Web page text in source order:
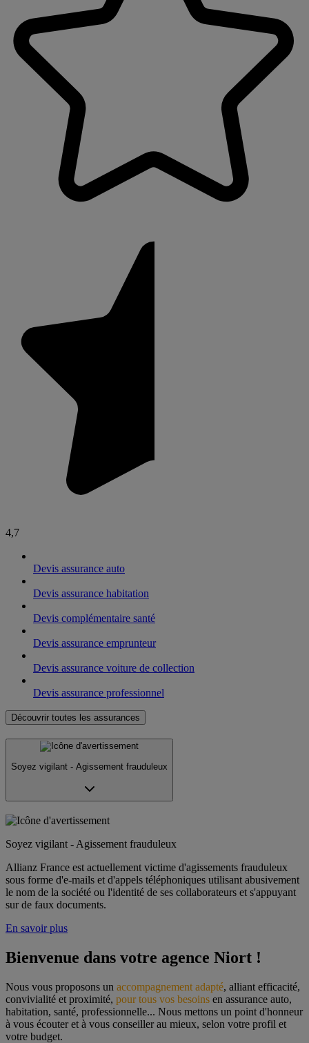
4,7
Devis assurance auto
Devis assurance habitation
Devis complémentaire santé
Devis assurance emprunteur
Devis assurance voiture de collection
Devis assurance professionnel
Découvrir toutes les assurances
Soyez vigilant - Agissement frauduleux
Soyez vigilant - Agissement frauduleux
Allianz France est actuellement victime d'agissements frauduleux
sous forme d'e-mails et d'appels téléphoniques utilisant abusivement
le nom de la société ou l'identité de ses collaborateurs et s'appuyant
sur de faux documents.
En savoir plus
Bienvenue dans votre agence Niort !
Nous vous proposons un accompagnement adapté, alliant efficacité,
convivialité et proximité, pour tous vos besoins en assurance auto,
habitation, santé, professionnelle... Nous mettons un point d'honneur
à vous écouter et à vous conseiller au mieux, selon votre profil et
votre budget.